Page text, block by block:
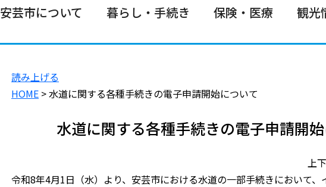
安芸市について 暮らし・手続き 保険・医療 観光
読み上げる
HOME > 水道に関する各種手続きの電子申請開始について
水道に関する各種手続きの電子申請開
上
令和8年4月1日（水）より、安芸市における水道の一部手続きにおいて、